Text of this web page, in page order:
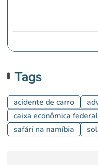
Tags
acidente de carro
caixa econômica federal
safári na namíbia